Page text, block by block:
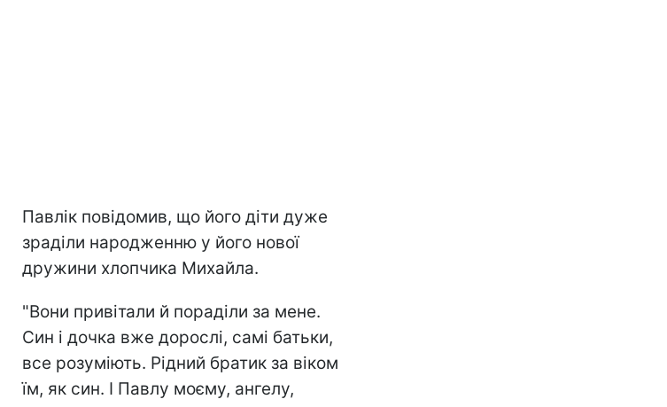
Павлік повідомив, що його діти дуже
зраділи народженню у його нової
дружини хлопчика Михайла.
"Вони привітали й пораділи за мене.
Син і дочка вже дорослі, самі батьки,
все розуміють. Рідний братик за віком
їм, як син. І Павлу моєму, ангелу,